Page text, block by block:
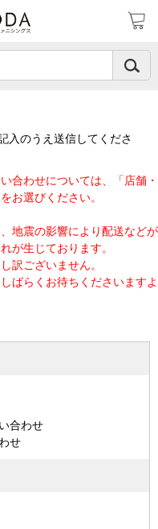
入のうえ送信してくださ
合わせについては、「店舗・
お選びください。
地震の影響により配送などが
が生じております。
訳ございません。
ばらくお待ちくださいますよ
合わせ
せ